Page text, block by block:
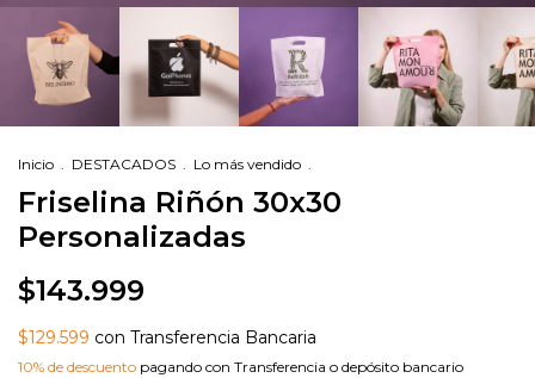
Inicio . DESTACADOS . Lo más vendido .
Friselina Riñón 30x30
Personalizadas
$143.999
$129.599 con Transferencia Bancaria
10% de descuento pagando con Transferencia o depósito bancario